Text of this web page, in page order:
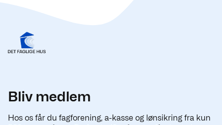
Bliv medlem
Hos os får du fagforening, a-kasse og lønsikring fra kun